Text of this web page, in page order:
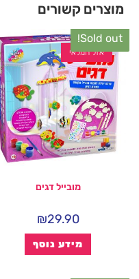
מוצרים קשורים
Sold out!
אזל המלאי
מובייל דגים
₪29.90
מידע נוסף